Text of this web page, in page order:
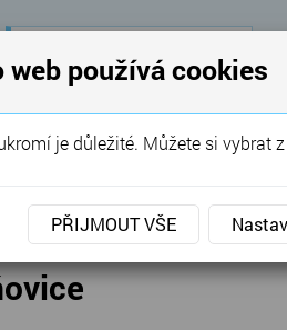
Garážová vrata, brány, ploty
SERVIS REFERENCE
» Křídlové Kovaná
web používá cookies
je důležité. Můžete si vybrat
PŘIJMOUT VŠE